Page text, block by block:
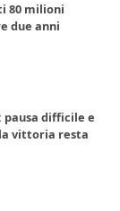
80 milioni
due anni
pausa difficile e
vittoria resta